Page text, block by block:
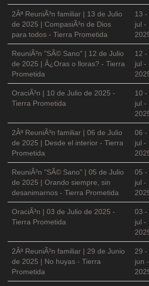
2Âª ReuniÃ³n familiar | 13 de Julio
de 2025 | CompasiÃ³n de Dios
para todos - Tierra Prometida
13 -
jul -
ReuniÃ³n "SÃ© Sano" | 12 de Julio
de 2025 | Â¿Oras o lloras? - Tierra
Prometida
12 -
jul -
OraciÃ³n | 10 de Julio de 2025 -
Tierra Prometida
10 -
jul -
2Âª ReuniÃ³n familiar | 06 de Julio
de 2025 | Desde el interior - Tierra
Prometida
06 -
jul -
ReuniÃ³n "SÃ© Sano" | 05 de Julio
de 2025 | Orando siempre, sin
desanimarnos - Tierra Prometida
05 -
jul -
OraciÃ³n | 03 de Julio de 2025 -
Tierra Prometida
03 -
jul -
2Âª ReuniÃ³n familiar | 29 de Junio
de 2025 | No huyas - Tierra
Prometida
29 -
jun -